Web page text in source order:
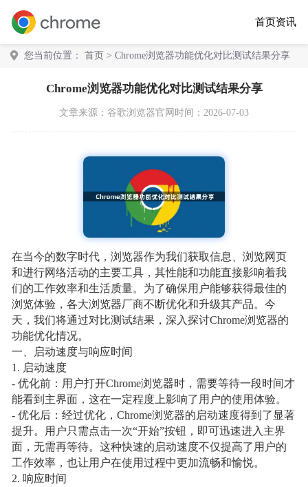
首页资讯
您当前位置： 首页 > Chrome浏览器功能优化对比测试结果分享
Chrome浏览器功能优化对比测试结果分享
文章来源： 谷歌浏览器官网 时间：2026-07-03
在当今的数字时代，浏览器作为我们获取信息、浏览网页
和进行网络活动的主要工具，其性能和功能直接影响着我
们的工作效率和生活质量。为了确保用户能够获得最佳的
浏览体验，各大浏览器厂商不断优化和升级其产品。今
天，我们将通过对比测试结果，深入探讨Chrome浏览器的
功能优化情况。
一、启动速度与响应时间
1. 启动速度
- 优化前：用户打开Chrome浏览器时，需要等待一段时间才
能看到主界面，这在一定程度上影响了用户的使用体验。
- 优化后：经过优化，Chrome浏览器的启动速度得到了显著
提升。用户只需点击一次“开始”按钮，即可迅速进入主界
面，无需再等待。这种快速的启动速度不仅提高了用户的
工作效率，也让用户在使用过程中更加流畅和愉悦。
2. 响应时间